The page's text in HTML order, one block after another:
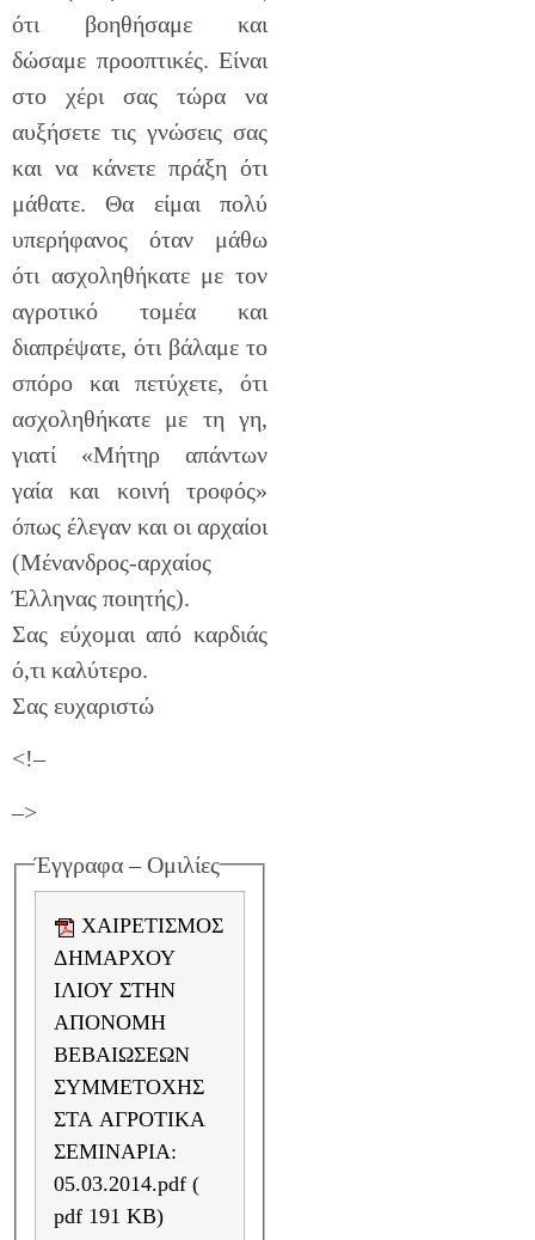
ότι βοηθήσαμε και
δώσαμε προοπτικές. Είναι
στο χέρι σας τώρα να
αυξήσετε τις γνώσεις σας
και να κάνετε πράξη ότι
μάθατε. Θα είμαι πολύ
υπερήφανος όταν μάθω
ότι ασχοληθήκατε με τον
αγροτικό τομέα και
διαπρέψατε, ότι βάλαμε το
σπόρο και πετύχετε, ότι
ασχοληθήκατε με τη γη,
γιατί «Μήτηρ απάντων
γαία και κοινή τροφός»
όπως έλεγαν και οι αρχαίοι
(Μένανδρος-αρχαίος
Έλληνας ποιητής).
Σας εύχομαι από καρδιάς
ό,τι καλύτερο.
Σας ευχαριστώ
<!–
–>
Έγγραφα – Ομιλίες
ΔΗΜΑΡΧΟΥ
ΙΛΙΟΥ ΣΤΗΝ
ΑΠΟΝΟΜΗ
ΒΕΒΑΙΩΣΕΩΝ
ΣΥΜΜΕΤΟΧΗΣ
ΣΤΑ ΑΓΡΟΤΙΚΑ
ΣΕΜΙΝΑΡΙΑ:
05.03.2014.pdf (
pdf 191 KB)